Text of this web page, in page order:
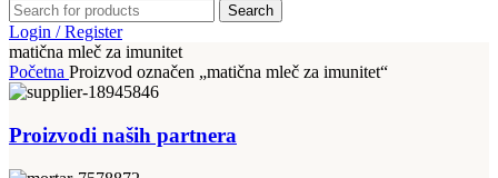
Search
Login / Register
matična mleč za imunitet
Početna Proizvod označen „matična mleč za imunitet“
Proizvodi naših partnera